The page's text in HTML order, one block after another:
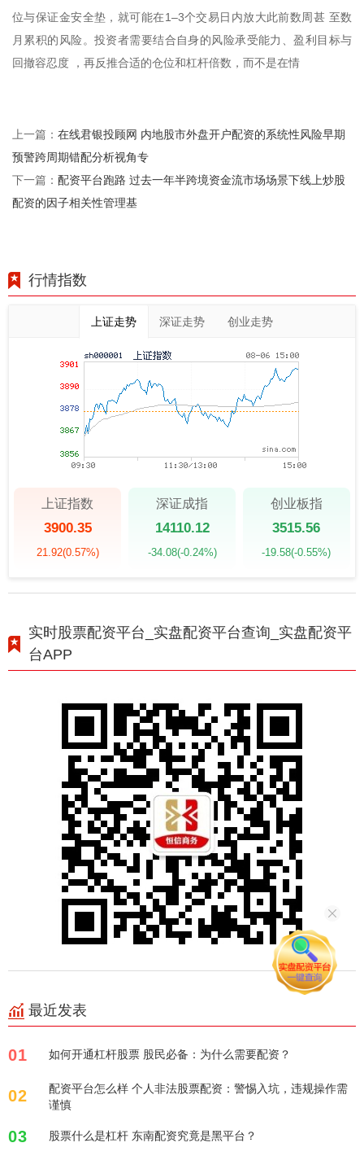
位与保证金安全垫，就可能在1–3个交易日内放大此前数周甚 至数
月累积的风险。投资者需要结合自身的风险承受能力、盈利目标与
回撤容忍度 ，再反推合适的仓位和杠杆倍数，而不是在情
上一篇： 在线君银投顾网 内地股市外盘开户配资的系统性风险早期
预警跨周期错配分析视角专
下一篇： 配资平台跑路 过去一年半跨境资金流市场场景下线上炒股
配资的因子相关性管理基
行情指数
上证走势 深证走势 创业走势
上证指数
3900.35
21.92(0.57%)
深证成指
14110.12
-34.08(-0.24%)
创业板指
3515.56
-19.58(-0.55%)
实时股票配资平台_实盘配资平台查询_实盘配资平
台APP
最近发表
01 如何开通杠杆股票 股民必备：为什么需要配资？
02
配资平台怎么样 个人非法股票配资：警惕入坑，违规操作需
谨慎
03 股票什么是杠杆 东南配资究竟是黑平台？